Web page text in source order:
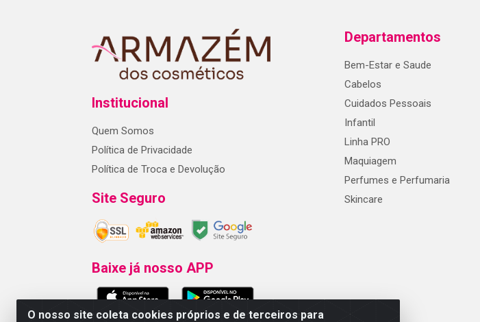
O nosso site coleta cookies próprios e de terceiros para
Institucional
Quem Somos
Política de Privacidade
Política de Troca e Devolução
Site Seguro
Baixe já nosso APP
Departamentos
Bem-Estar e Saude
Cabelos
Cuidados Pessoais
Infantil
Linha PRO
Maquiagem
Perfumes e Perfumaria
Skincare